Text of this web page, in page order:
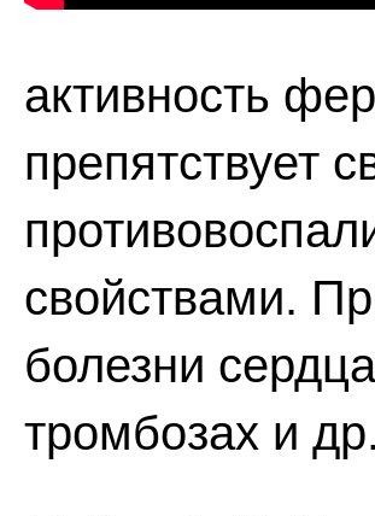
активность
препятствует
свойствами.
болезни
тромбозах и др.